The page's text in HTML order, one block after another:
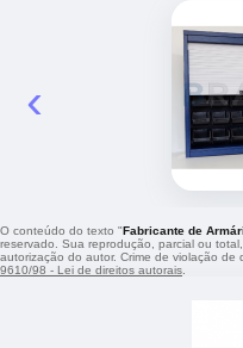
‹
O conteúdo do texto " Fabricante de
reservado. Sua reprodução, parcial ou
autorização do autor. Crime de violação
9610/98 - Lei de direitos autorais.